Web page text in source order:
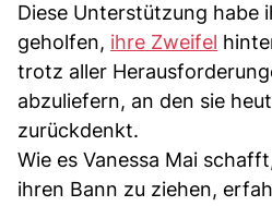
Diese Unterstützung habe
geholfen, ihre Zweifel
trotz aller
abzuliefern, an den sie
zurückdenkt.
Wie es Vanessa Mai
ihren Bann zu ziehen,